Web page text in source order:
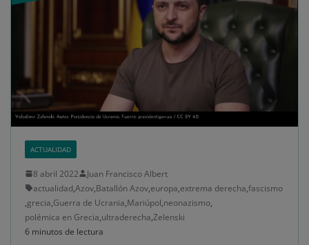
ACTUALIDAD
8 abril 2022
Juan Francisco Albert
actualidad,Azov,Batallón Azov,europa,extrema derecha,fascismo
,grecia,Guerra de Ucrania,Mariúpol,neonazismo,
polémica en Grecia,ultraderecha,Zelenski
6 minutos de lectura